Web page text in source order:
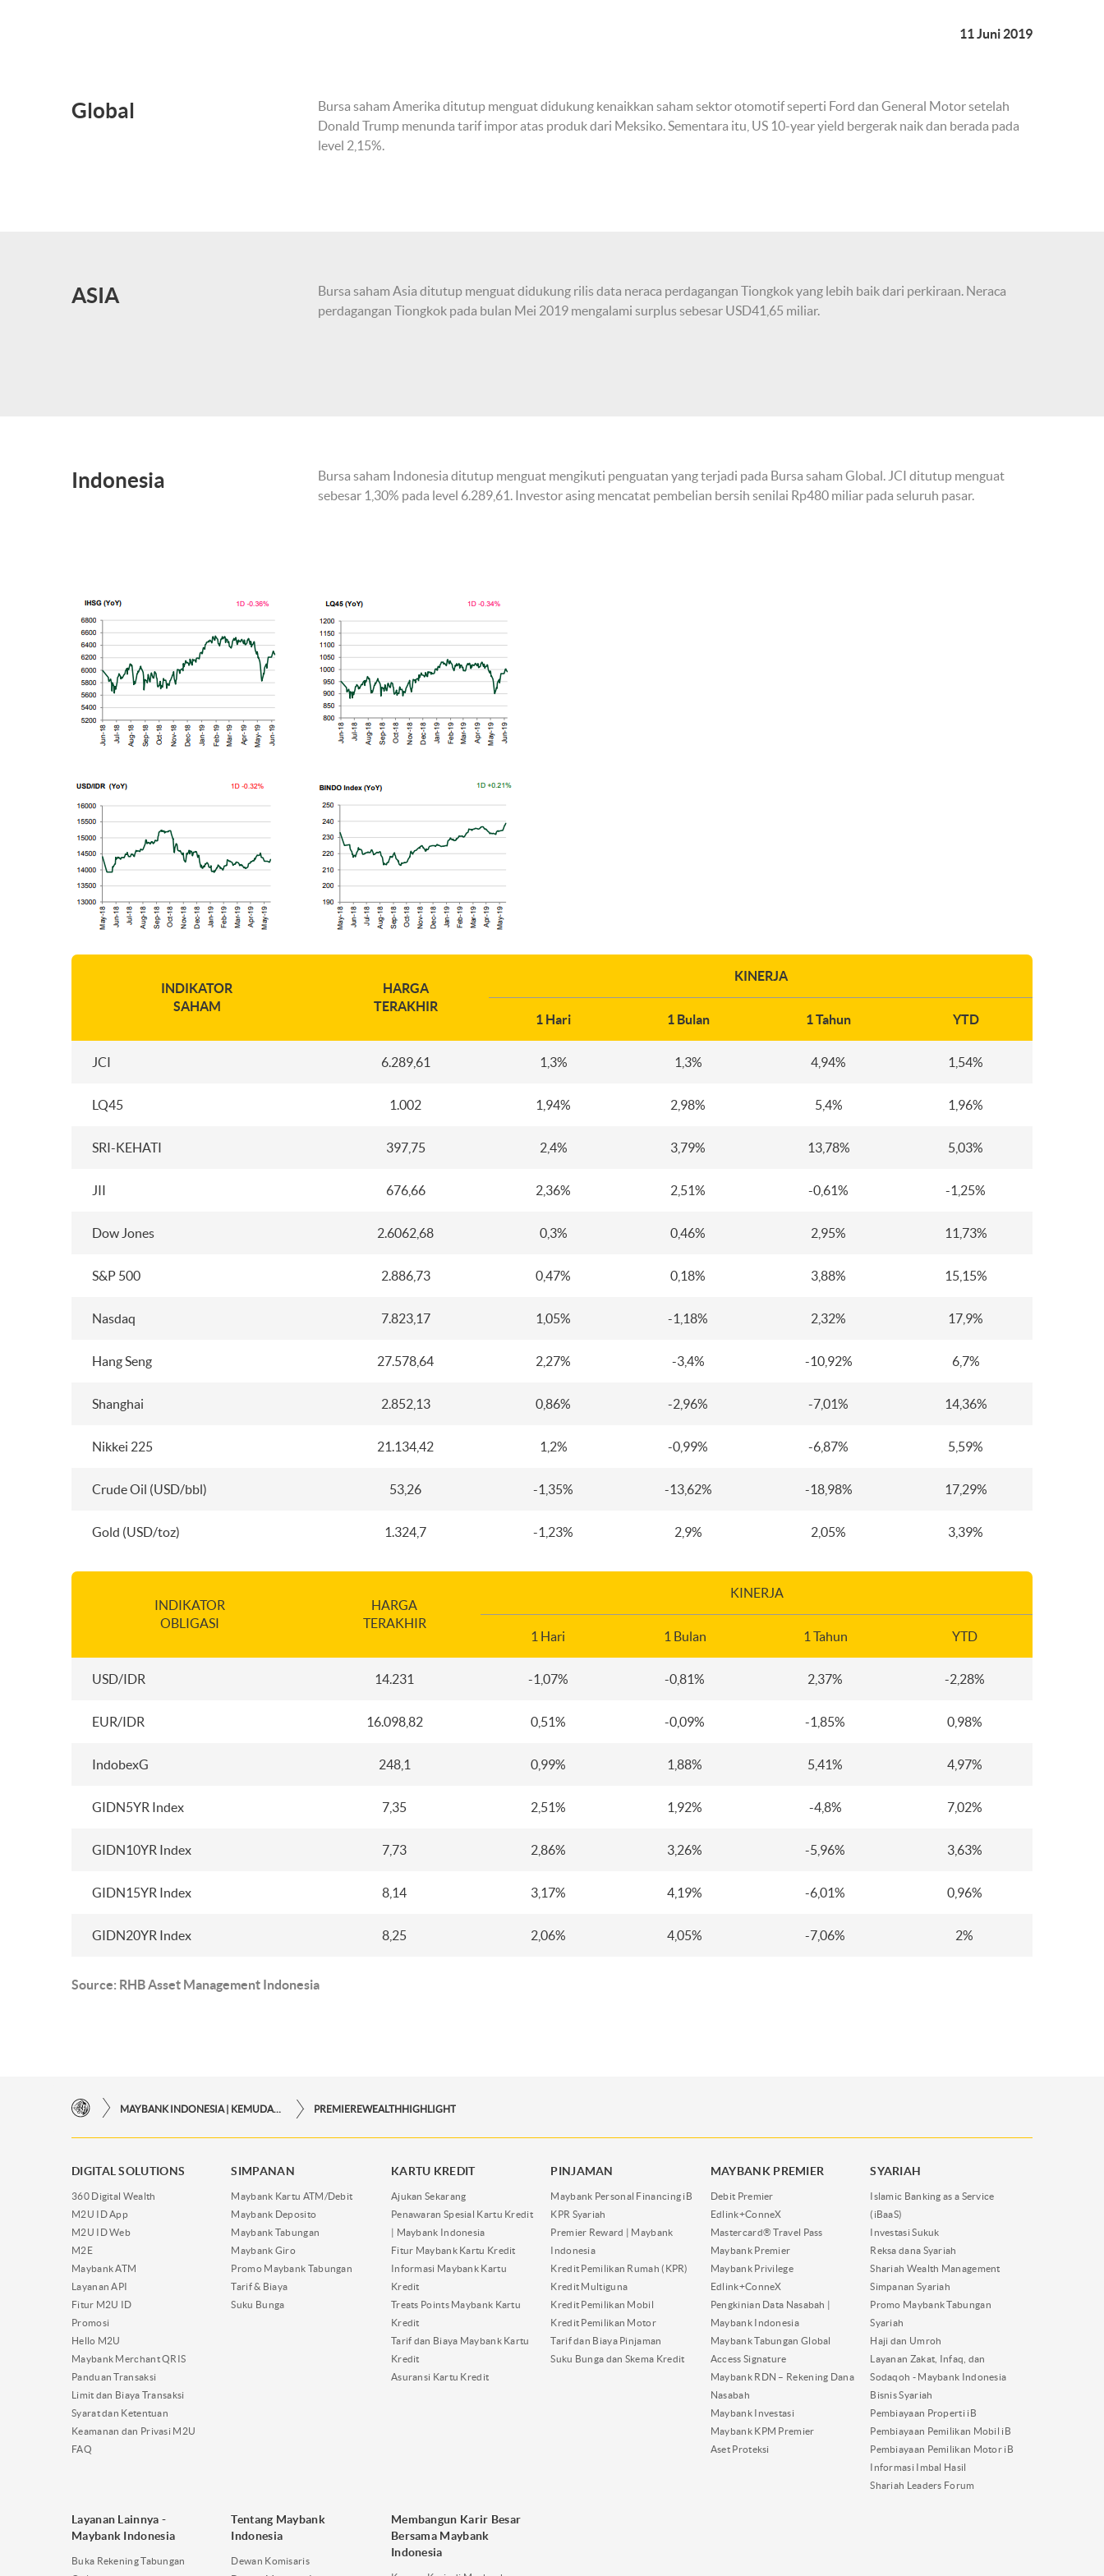
11 Juni 2019
Global
Bursa saham Amerika ditutup menguat didukung kenaikkan saham sektor otomotif seperti Ford dan General Motor setelah
Donald Trump menunda tarif impor atas produk dari Meksiko. Sementara itu, US 10-year yield bergerak naik dan berada pada
level 2,15%.
ASIA
Bursa saham Asia ditutup menguat didukung rilis data neraca perdagangan Tiongkok yang lebih baik dari perkiraan. Neraca
perdagangan Tiongkok pada bulan Mei 2019 mengalami surplus sebesar USD41,65 miliar.
Indonesia
Bursa saham Indonesia ditutup menguat mengikuti penguatan yang terjadi pada Bursa saham Global. JCI ditutup menguat
sebesar 1,30% pada level 6.289,61. Investor asing mencatat pembelian bersih senilai Rp480 miliar pada seluruh pasar.
INDIKATOR
SAHAM
HARGA
TERAKHIR
KINERJA
1 Hari 1 Bulan 1 Tahun YTD
JCI 6.289,61 1,3% 1,3% 4,94% 1,54%
LQ45 1.002 1,94% 2,98% 5,4% 1,96%
SRI-KEHATI 397,75 2,4% 3,79% 13,78% 5,03%
JII 676,66 2,36% 2,51% -0,61% -1,25%
Dow Jones 2.6062,68 0,3% 0,46% 2,95% 11,73%
S&P 500 2.886,73 0,47% 0,18% 3,88% 15,15%
Nasdaq 7.823,17 1,05% -1,18% 2,32% 17,9%
Hang Seng 27.578,64 2,27% -3,4% -10,92% 6,7%
Shanghai 2.852,13 0,86% -2,96% -7,01% 14,36%
Nikkei 225 21.134,42 1,2% -0,99% -6,87% 5,59%
Crude Oil (USD/bbl) 53,26 -1,35% -13,62% -18,98% 17,29%
Gold (USD/toz) 1.324,7 -1,23% 2,9% 2,05% 3,39%
INDIKATOR
OBLIGASI
HARGA
TERAKHIR
KINERJA
1 Hari 1 Bulan 1 Tahun YTD
USD/IDR 14.231 -1,07% -0,81% 2,37% -2,28%
EUR/IDR 16.098,82 0,51% -0,09% -1,85% 0,98%
IndobexG 248,1 0,99% 1,88% 5,41% 4,97%
GIDN5YR Index 7,35 2,51% 1,92% -4,8% 7,02%
GIDN10YR Index 7,73 2,86% 3,26% -5,96% 3,63%
GIDN15YR Index 8,14 3,17% 4,19% -6,01% 0,96%
GIDN20YR Index 8,25 2,06% 4,05% -7,06% 2%
Source: RHB Asset Management Indonesia
PREMIEREWEALTHHIGHLIGHT
DIGITAL SOLUTIONS
360 Digital Wealth
M2U ID App
M2U ID Web
M2E
Maybank ATM
Layanan API
Fitur M2U ID
Promosi
Hello M2U
Maybank Merchant QRIS
Panduan Transaksi
Limit dan Biaya Transaksi
Syarat dan Ketentuan
Keamanan dan Privasi M2U
FAQ
SIMPANAN
Maybank Kartu ATM/Debit
Maybank Deposito
Maybank Tabungan
Maybank Giro
Promo Maybank Tabungan
Tarif & Biaya
Suku Bunga
KARTU KREDIT
Ajukan Sekarang
Penawaran Spesial Kartu Kredit
| Maybank Indonesia
Fitur Maybank Kartu Kredit
Informasi Maybank Kartu
Kredit
Treats Points Maybank Kartu
Kredit
Tarif dan Biaya Maybank Kartu
Kredit
Asuransi Kartu Kredit
PINJAMAN
Maybank Personal Financing iB
KPR Syariah
Premier Reward | Maybank
Indonesia
Kredit Pemilikan Rumah (KPR)
Kredit Multiguna
Kredit Pemilikan Mobil
Kredit Pemilikan Motor
Tarif dan Biaya Pinjaman
Suku Bunga dan Skema Kredit
MAYBANK PREMIER
Debit Premier
Edlink+ConneX
Mastercard® Travel Pass
Maybank Premier
Maybank Privilege
Edlink+ConneX
Pengkinian Data Nasabah |
Maybank Indonesia
Maybank Tabungan Global
Access Signature
Maybank RDN – Rekening Dana
Nasabah
Maybank Investasi
Maybank KPM Premier
Aset Proteksi
SYARIAH
Islamic Banking as a Service
(iBaaS)
Investasi Sukuk
Reksa dana Syariah
Shariah Wealth Management
Simpanan Syariah
Promo Maybank Tabungan
Syariah
Haji dan Umroh
Layanan Zakat, Infaq, dan
Sodaqoh - Maybank Indonesia
Bisnis Syariah
Pembiayaan Properti iB
Pembiayaan Pemilikan Mobil iB
Pembiayaan Pemilikan Motor iB
Informasi Imbal Hasil
Shariah Leaders Forum
Layanan Lainnya -
Maybank Indonesia
Buka Rekening Tabungan
Tentang Maybank
Indonesia
Dewan Komisaris
Membangun Karir Besar
Bersama Maybank
Indonesia